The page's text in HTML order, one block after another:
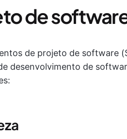
de
de projeto de software
desenvolvimento de